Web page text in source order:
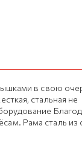
в свою
стальная не
Рама сталь из